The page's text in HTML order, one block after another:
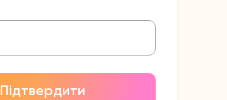
Підтвердити